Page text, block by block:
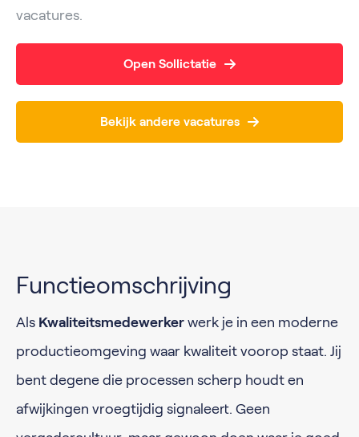
vacatures.
Open Sollictatie
Bekijk andere vacatures
Functieomschrijving
Als Kwaliteitsmedewerker werk je in een moderne
productieomgeving waar kwaliteit voorop staat. Jij
bent degene die processen scherp houdt en
afwijkingen vroegtijdig signaleert. Geen